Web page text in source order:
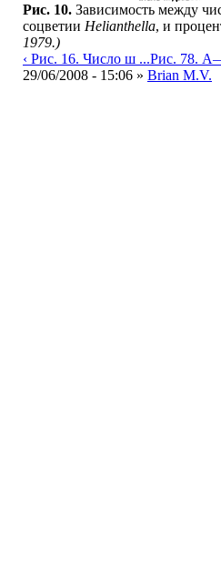
Рис. 10. Зависимость между
соцветии Helianthella, и
1979.)
‹ Рис. 16. Число ш ...Рис. 78.
29/06/2008 - 15:06 » Brian M.V.